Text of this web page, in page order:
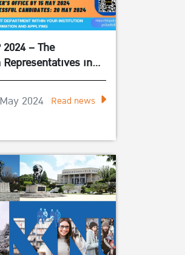
2024 – The
in
Economy
2024 Read news